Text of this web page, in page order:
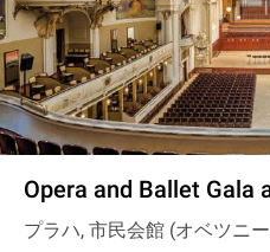
Opera and Ballet Gala
プラハ, 市民会館 (オベツニ